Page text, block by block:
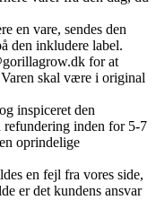
en vare, sendes den
den inkludere label.
for at
skal være i original
inspiceret den
refundering inden for 5-7
oprindelige
en fejl fra vores side,
er det kundens ansvar